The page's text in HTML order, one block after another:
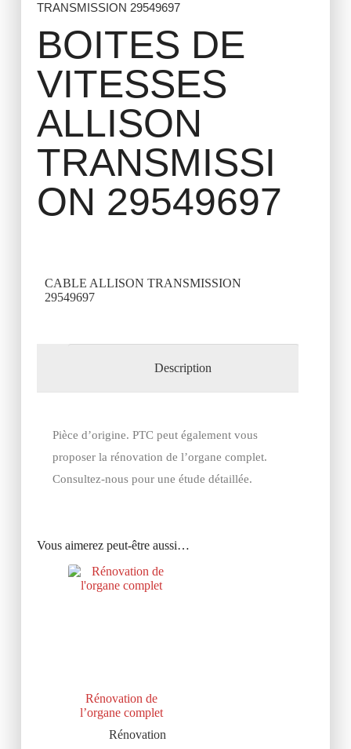
TRANSMISSION 29549697
BOITES DE
VITESSES
ALLISON
TRANSMISSI
ON 29549697
CABLE ALLISON TRANSMISSION
29549697
Description
Pièce d’origine. PTC peut également vous
proposer la rénovation de l’organe complet.
Consultez-nous pour une étude détaillée.
Vous aimerez peut-être aussi…
Rénovation de
l’organe complet
Rénovation